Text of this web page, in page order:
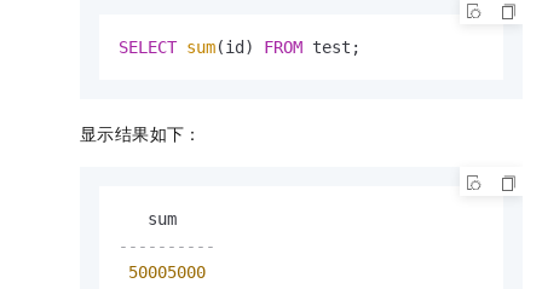
SELECT sum(id) FROM test;
显示结果如下：
----------
50005000